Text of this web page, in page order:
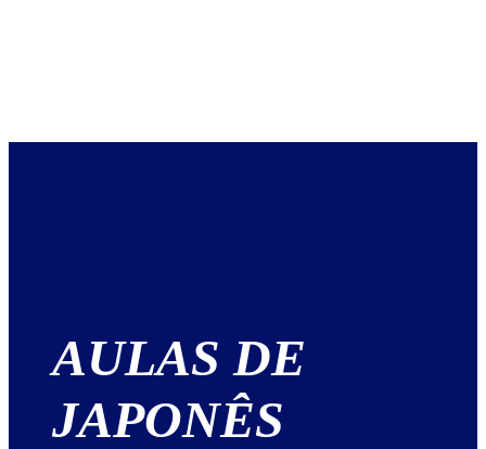
AULAS DE
JAPONÊS